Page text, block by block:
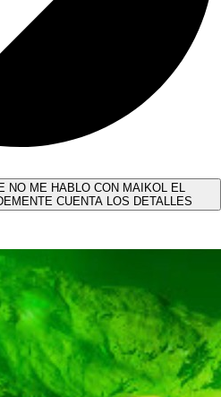
NO ME HABLO CON MAIKOL EL
CUENTA LOS DETALLES